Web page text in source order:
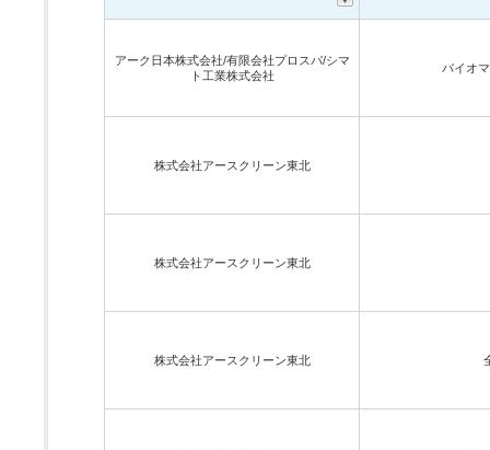
アーク日本株式会社/有限会社プロスパ/シマ
ト工業株式会社
バイオ
株式会社アースクリーン東北
株式会社アースクリーン東北
株式会社アースクリーン東北